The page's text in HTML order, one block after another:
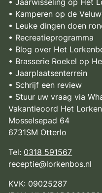
• Kamperen op de
• Leuke dingen doen
• Recreatieprogramma
• Blog over Het
• Brasserie Roekel op
• Jaarplaatsenterrein
• Schrijf een review
• Stuur uw vraag via
Vakantieoord Het
Mosselsepad 64
6731SM Otterlo
Tel: 0318 591567
receptie@lorkenbos.nl
KVK: 09025287